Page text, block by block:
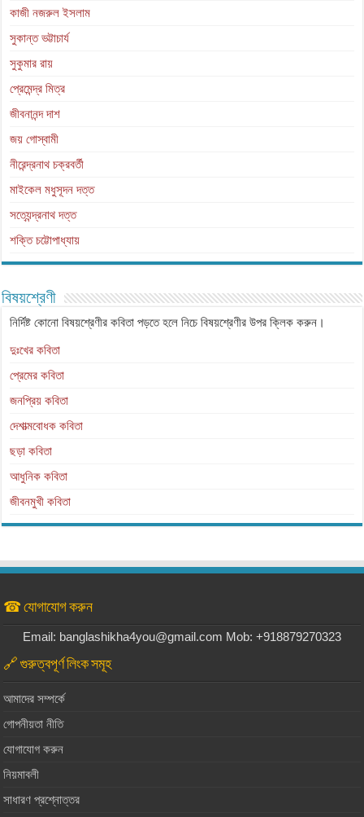
কাজী নজরুল ইসলাম
সুকান্ত ভট্টাচার্য
সুকুমার রায়
প্রেমেন্দ্র মিত্র
জীবনানন্দ দাশ
জয় গোস্বামী
নীরেন্দ্রনাথ চক্রবর্তী
মাইকেল মধুসূদন দত্ত
সত্যেন্দ্রনাথ দত্ত
শক্তি চট্টোপাধ্যায়
বিষয়শ্রেণী
নির্দিষ্ট কোনো বিষয়শ্রেণীর কবিতা পড়তে হলে নিচে বিষয়শ্রেণীর উপর ক্লিক করুন।
দুঃখের কবিতা
প্রেমের কবিতা
জনপ্রিয় কবিতা
দেশাত্মবোধক কবিতা
ছড়া কবিতা
আধুনিক কবিতা
জীবনমুখী কবিতা
☎ যোগাযোগ করুন
Email: banglashikha4you@gmail.com Mob: +918879270323
🔗 গুরুত্বপূর্ণ লিংক সমূহ
আমাদের সম্পর্কে
গোপনীয়তা নীতি
যোগাযোগ করুন
নিয়মাবলী
সাধারণ প্রশ্নোত্তর